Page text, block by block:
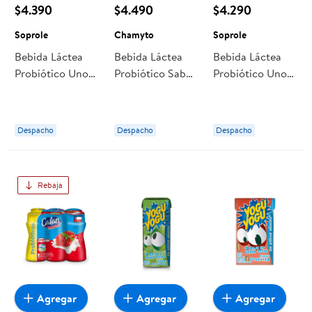
$4.390
Soprole
Bebida Láctea
Probiótico Uno
ml Soprole
Despacho
$4.490
Chamyto
Bebida Láctea
Probiótico Sabor
Botella 80ml
Chamyto
Despacho
$4.290
Soprole
Bebida Láctea
Probiótico Uno
c/u Soprole
Despacho
Rebaja
Agregar Agregar Agregar